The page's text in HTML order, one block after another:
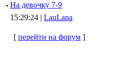
· Hа девочку 7-9
15:29:24 | LauLana
[ перейти на форум ]